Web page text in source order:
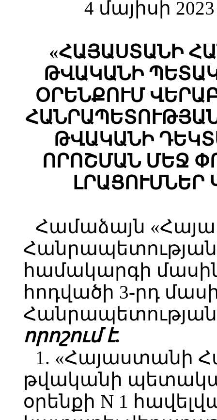
4 մայիսի
«ՀԱՅԱՍՏԱՆԻ
ԹՎԱԿԱՆԻ
ՕՐԵՆՔՈՒՄ
ԹՎԱԿԱՆԻ
ՈՐՈՇՄԱՆ ՄԵՋ
ԼՐԱՑՈՒՄՆԵՐ
Համաձայն
Հանրապետության
համակարգի
հոդվածի 3-րդ
Հանրապետության
որոշում է.
1. «Հայաստանի
թվականի
օրենքի N 1